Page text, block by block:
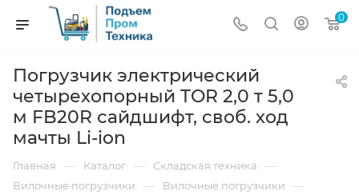
0
Погрузчик электрический
четырехопорный TOR 2,0 т 5,0
м FB20R сайдшифт, своб. ход
мачты Li-ion
Главная — Каталог — Складская техника —
Вилочные погрузчики — Вилочные погрузчики —